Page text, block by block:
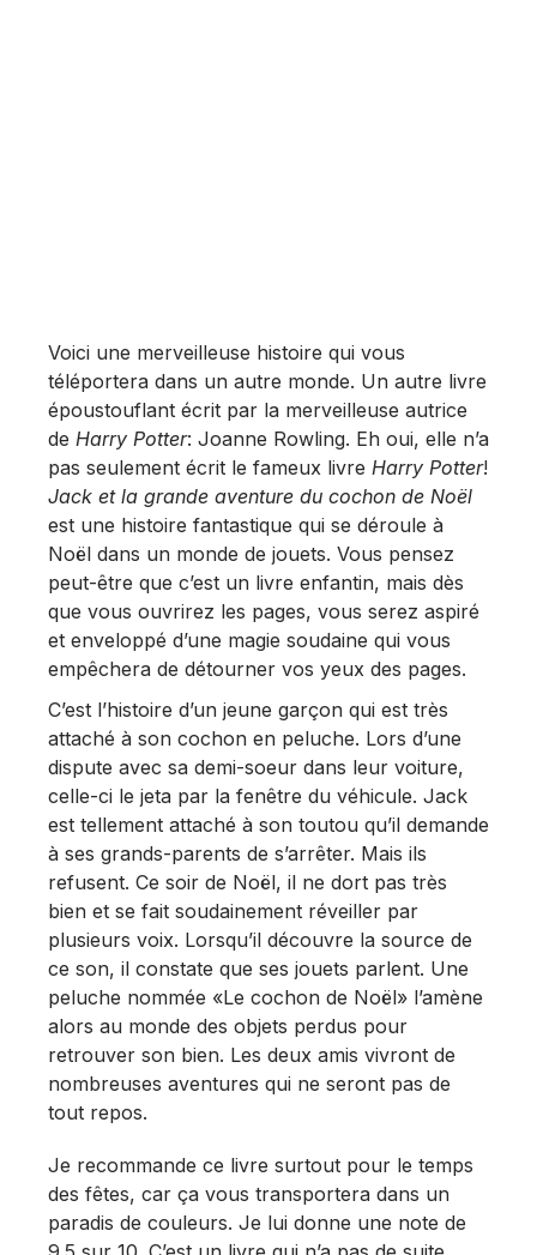
Voici une merveilleuse histoire qui vous
téléportera dans un autre monde. Un autre livre
époustouflant écrit par la merveilleuse autrice
de Harry Potter: Joanne Rowling. Eh oui, elle n’a
pas seulement écrit le fameux livre Harry Potter!
Jack et la grande aventure du cochon de Noël
est une histoire fantastique qui se déroule à
Noël dans un monde de jouets. Vous pensez
peut-être que c’est un livre enfantin, mais dès
que vous ouvrirez les pages, vous serez aspiré
et enveloppé d’une magie soudaine qui vous
empêchera de détourner vos yeux des pages.
C’est l’histoire d’un jeune garçon qui est très
attaché à son cochon en peluche. Lors d’une
dispute avec sa demi-soeur dans leur voiture,
celle-ci le jeta par la fenêtre du véhicule. Jack
est tellement attaché à son toutou qu’il demande
à ses grands-parents de s’arrêter. Mais ils
refusent. Ce soir de Noël, il ne dort pas très
bien et se fait soudainement réveiller par
plusieurs voix. Lorsqu’il découvre la source de
ce son, il constate que ses jouets parlent. Une
peluche nommée «Le cochon de Noël» l’amène
alors au monde des objets perdus pour
retrouver son bien. Les deux amis vivront de
nombreuses aventures qui ne seront pas de
tout repos.
Je recommande ce livre surtout pour le temps
des fêtes, car ça vous transportera dans un
paradis de couleurs. Je lui donne une note de